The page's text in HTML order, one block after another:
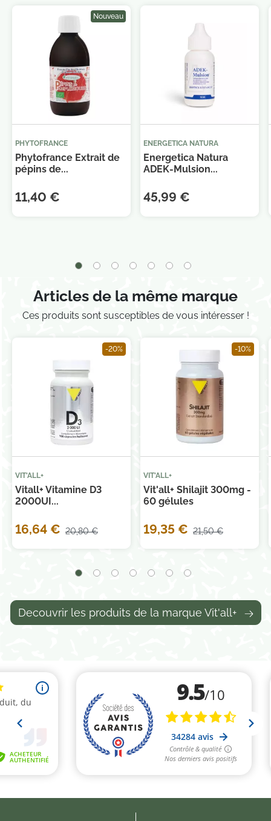
Nouveau
PHYTOFRANCE
Phytofrance Extrait de
pépins de...
11,40 €
ENERGETICA NATURA
Energetica Natura
ADEK-Mulsion...
45,99 €
Articles de la même marque
Ces produits sont susceptibles de vous intéresser !
-20%
VIT'ALL+
Vitall+ Vitamine D3
2000UI...
16,64 € 20,80 €
-10%
VIT'ALL+
Vit'all+ Shilajit 300mg -
60 gélules
19,35 € 21,50 €
Decouvrir les produits de la marque Vit'all+